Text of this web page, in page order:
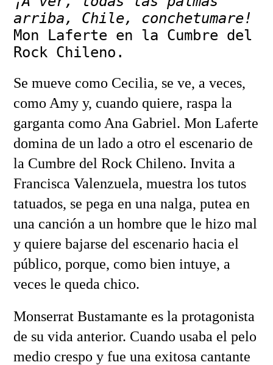
arriba, Chile, conchetumare!
Mon Laferte en la Cumbre del
Rock Chileno.
Se mueve como Cecilia, se ve, a veces,
como Amy y, cuando quiere, raspa la
garganta como Ana Gabriel. Mon Laferte
domina de un lado a otro el escenario de
la Cumbre del Rock Chileno. Invita a
Francisca Valenzuela, muestra los tutos
tatuados, se pega en una nalga, putea en
una canción a un hombre que le hizo mal
y quiere bajarse del escenario hacia el
público, porque, como bien intuye, a
veces le queda chico.
Monserrat Bustamante es la protagonista
de su vida anterior. Cuando usaba el pelo
medio crespo y fue una exitosa cantante